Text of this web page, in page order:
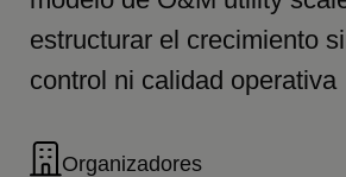
estructurar el crecimiento
control ni calidad operativa
Organizadores